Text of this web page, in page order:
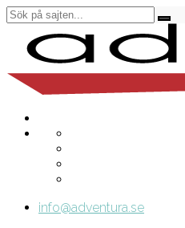
info@adventura.se